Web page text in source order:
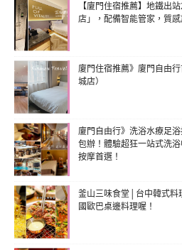
【廈門住宿推薦】地鐵出
店」，配備智能管家，質感
廈門住宿推薦》廈門自由
城店）
廈門自由行》洗浴水療足
包辦！體驗超狂一站式洗
按摩首選！
釜山三味食堂│台中韓式料
國歐巴桌邊料理喔！